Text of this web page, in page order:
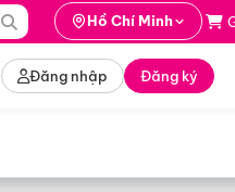
Hồ Chí Minh
Đăng nhập Đăng ký
Tìm